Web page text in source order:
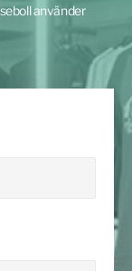
använder